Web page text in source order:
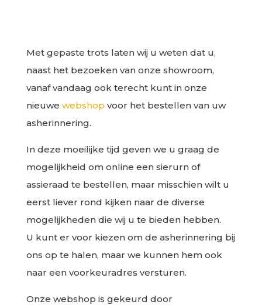
Met gepaste trots laten wij u weten dat u,
naast het bezoeken van onze showroom,
vanaf vandaag ook terecht kunt in onze
nieuwe webshop voor het bestellen van uw
asherinnering.
In deze moeilijke tijd geven we u graag de
mogelijkheid om online een sierurn of
assieraad te bestellen, maar misschien wilt u
eerst liever rond kijken naar de diverse
mogelijkheden die wij u te bieden hebben.
U kunt er voor kiezen om de asherinnering bij
ons op te halen, maar we kunnen hem ook
naar een voorkeuradres versturen.
Onze webshop is gekeurd door